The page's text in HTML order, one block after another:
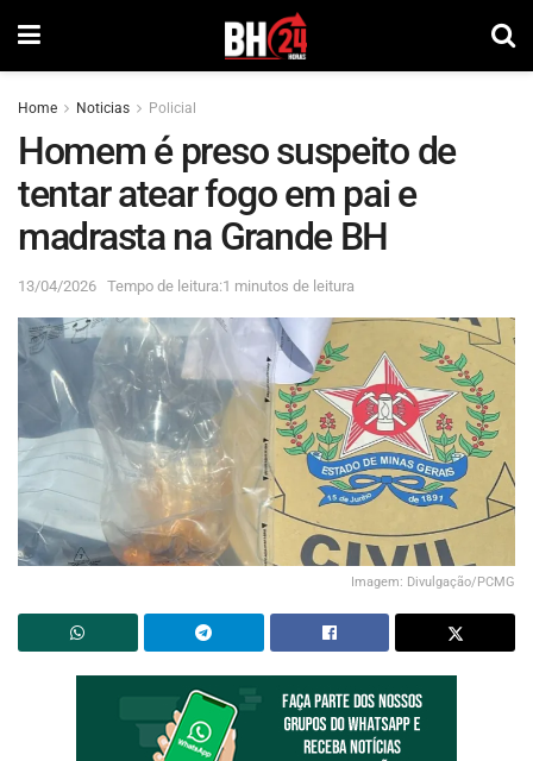
Home Noticias Policial
Homem é preso suspeito de
tentar atear fogo em pai e
madrasta na Grande BH
13/04/2026 Tempo de leitura:1 minutos de leitura
Imagem: Divulgação/PCMG